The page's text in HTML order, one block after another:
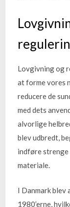
Lovgivning og
at forme vores
reducere de
med dets
alvorlige
blev udbredt,
indføre
materiale.
I Danmark blev
1980’erne,